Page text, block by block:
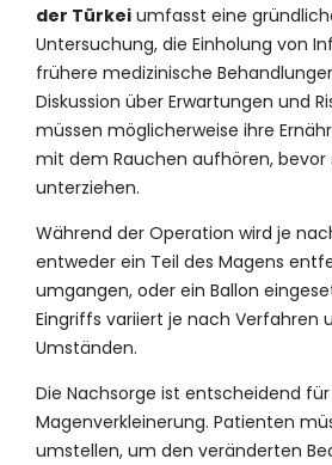
der Türkei umfasst eine
Untersuchung, die Einholung von
frühere medizinische
Diskussion über Erwartungen und
müssen möglicherweise ihre
mit dem Rauchen aufhören, bevor
unterziehen.
Während der Operation wird je
entweder ein Teil des Magens
umgangen, oder ein Ballon
Eingriffs variiert je nach Verfahren
Umständen.
Die Nachsorge ist entscheidend
Magenverkleinerung. Patienten
umstellen, um den veränderten